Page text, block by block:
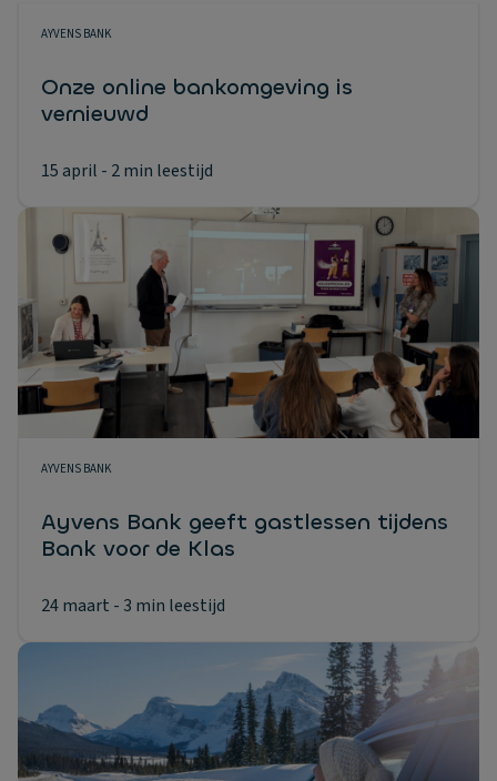
AYVENS BANK
Onze online bankomgeving is
vernieuwd
15 april - 2 min leestijd
AYVENS BANK
Ayvens Bank geeft gastlessen tijdens
Bank voor de Klas
24 maart - 3 min leestijd